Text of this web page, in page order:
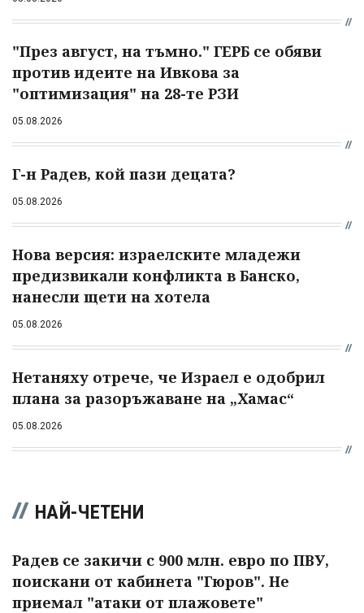
"През август, на тъмно." ГЕРБ се обяви
против идеите на Ивкова за
"оптимизация" на 28-те РЗИ
05.08.2026
Г-н Радев, кой пази децата?
05.08.2026
Нова версия: израелските младежи
предизвикали конфликта в Банско,
нанесли щети на хотела
05.08.2026
Нетаняху отрече, че Израел е одобрил
плана за разоръжаване на „Хамас“
05.08.2026
НАЙ-ЧЕТЕНИ
Радев се закичи с 900 млн. евро по ПВУ,
поискани от кабинета "Гюров". Не
приемал "атаки от плажовете"